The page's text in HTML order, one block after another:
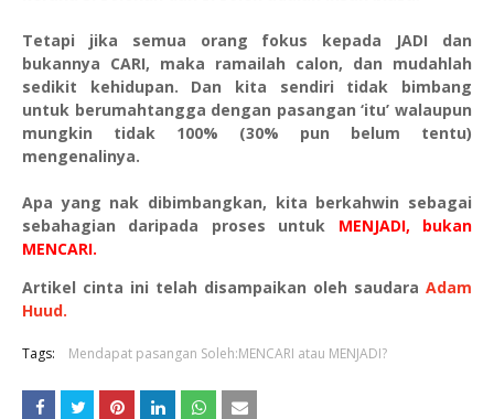
Tetapi jika semua orang fokus kepada JADI dan
bukannya CARI, maka ramailah calon, dan mudahlah
sedikit kehidupan. Dan kita sendiri tidak bimbang
untuk berumahtangga dengan pasangan ‘itu’ walaupun
mungkin tidak 100% (30% pun belum tentu)
mengenalinya.
Apa yang nak dibimbangkan, kita berkahwin sebagai
sebahagian daripada proses untuk MENJADI, bukan
MENCARI.
Artikel cinta ini telah disampaikan oleh saudara Adam
Huud.
Tags: Mendapat pasangan Soleh:MENCARI atau MENJADI?